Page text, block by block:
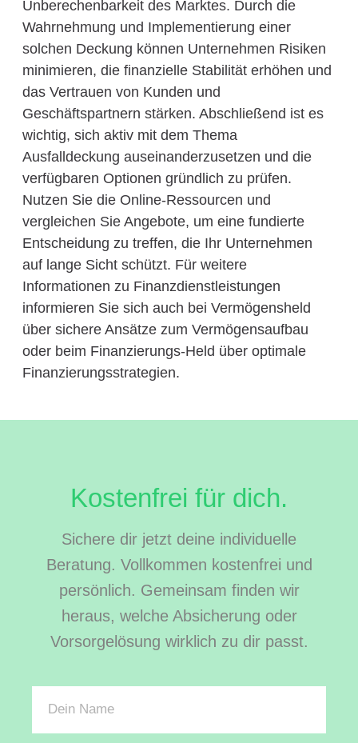
Unberechenbarkeit des Marktes. Durch die
Wahrnehmung und Implementierung einer
solchen Deckung können Unternehmen Risiken
minimieren, die finanzielle Stabilität erhöhen und
das Vertrauen von Kunden und
Geschäftspartnern stärken. Abschließend ist es
wichtig, sich aktiv mit dem Thema
Ausfalldeckung auseinanderzusetzen und die
verfügbaren Optionen gründlich zu prüfen.
Nutzen Sie die Online-Ressourcen und
vergleichen Sie Angebote, um eine fundierte
Entscheidung zu treffen, die Ihr Unternehmen
auf lange Sicht schützt. Für weitere
Informationen zu Finanzdienstleistungen
informieren Sie sich auch bei Vermögensheld
über sichere Ansätze zum Vermögensaufbau
oder beim Finanzierungs-Held über optimale
Finanzierungsstrategien.
Kostenfrei für dich.
Sichere dir jetzt deine individuelle
Beratung. Vollkommen kostenfrei und
persönlich. Gemeinsam finden wir
heraus, welche Absicherung oder
Vorsorgelösung wirklich zu dir passt.